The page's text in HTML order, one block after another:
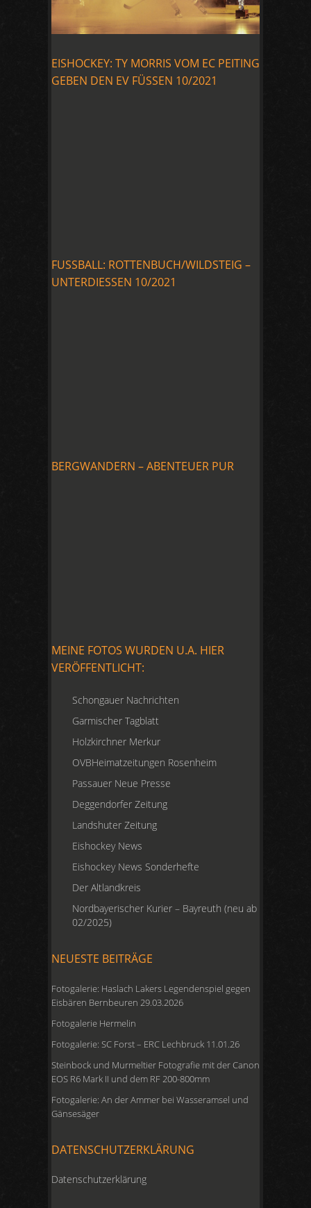
EISHOCKEY: TY MORRIS VOM EC PEITING
GEBEN DEN EV FÜSSEN 10/2021
FUSSBALL: ROTTENBUCH/WILDSTEIG –
UNTERDIESSEN 10/2021
BERGWANDERN – ABENTEUER PUR
MEINE FOTOS WURDEN U.A. HIER
VERÖFFENTLICHT:
Schongauer Nachrichten
Garmischer Tagblatt
Holzkirchner Merkur
OVBHeimatzeitungen Rosenheim
Passauer Neue Presse
Deggendorfer Zeitung
Landshuter Zeitung
Eishockey News
Eishockey News Sonderhefte
Der Altlandkreis
Nordbayerischer Kurier – Bayreuth (neu ab
02/2025)
NEUESTE BEITRÄGE
Fotogalerie: Haslach Lakers Legendenspiel gegen
Eisbären Bernbeuren 29.03.2026
Fotogalerie Hermelin
Fotogalerie: SC Forst – ERC Lechbruck 11.01.26
Steinbock und Murmeltier Fotografie mit der Canon
EOS R6 Mark II und dem RF 200-800mm
Fotogalerie: An der Ammer bei Wasseramsel und
Gänsesäger
DATENSCHUTZERKLÄRUNG
Datenschutzerklärung